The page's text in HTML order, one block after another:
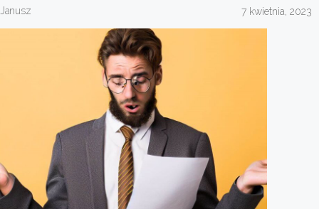
Janusz 7 kwietnia, 2023